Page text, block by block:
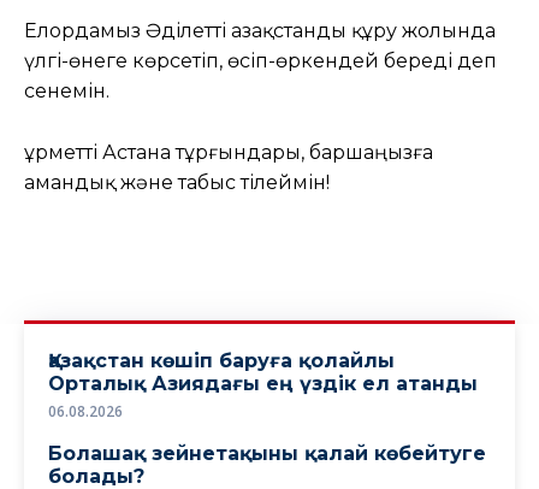
Елордамыз Әділетті Қазақстанды құру жолында
үлгі-өнеге көрсетіп, өсіп-өркендей береді деп
сенемін.
Құрметті Астана тұрғындары, баршаңызға
амандық және табыс тілеймін!
Қазақстан көшіп баруға қолайлы
Орталық Азиядағы ең үздік ел атанды
06.08.2026
Болашақ зейнетақыны қалай көбейтуге
болады?